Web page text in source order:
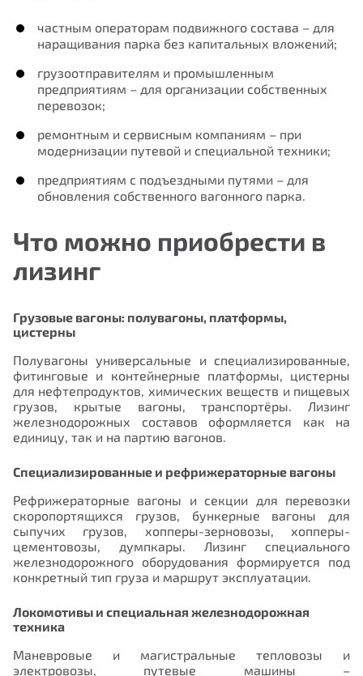
частным операторам подвижного состава – для
наращивания парка без капитальных вложений;
грузоотправителям и промышленным
предприятиям – для организации собственных
перевозок;
ремонтным и сервисным компаниям – при
модернизации путевой и специальной техники;
предприятиям с подъездными путями – для
обновления собственного вагонного парка.
Что можно приобрести в
лизинг
Грузовые вагоны: полувагоны, платформы,
цистерны
Полувагоны универсальные и специализированные,
фитинговые и контейнерные платформы, цистерны
для нефтепродуктов, химических веществ и пищевых
грузов, крытые вагоны, транспортёры. Лизинг
железнодорожных составов оформляется как на
единицу, так и на партию вагонов.
Специализированные и рефрижераторные вагоны
Рефрижераторные вагоны и секции для перевозки
скоропортящихся грузов, бункерные вагоны для
сыпучих грузов, хопперы-зерновозы, хопперы-
цементовозы, думпкары. Лизинг специального
железнодорожного оборудования формируется под
конкретный тип груза и маршрут эксплуатации.
Локомотивы и специальная железнодорожная
техника
Маневровые и магистральные тепловозы и
электровозы, путевые машины –